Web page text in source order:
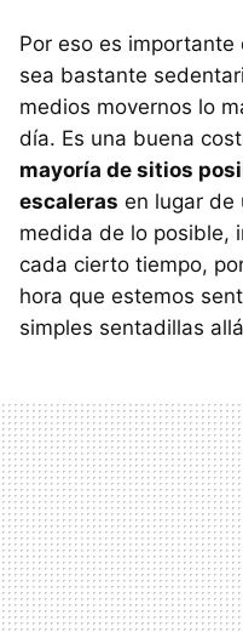
Por eso es
sea bastante
medios movernos lo
día. Es una buena
mayoría de sitios
escaleras en lugar de
medida de lo posible,
cada cierto tiempo,
hora que estemos
simples sentadillas